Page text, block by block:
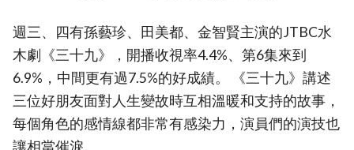
週三、四有孫藝珍、田美都、金智賢主演的JTBC水
木劇《三十九》，開播收視率4.4%、第6集來到
6.9%，中間更有過7.5%的好成績。 《三十九》講述
三位好朋友面對人生變故時互相溫暖和支持的故事，
每個角色的感情線都非常有感染力，演員們的演技也
讓相當催淚。